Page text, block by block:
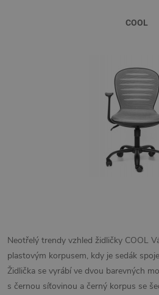
COOL
Neotřelý trendy vzhled židličky COOL
plastovým korpusem, kdy je sedák
Židlička se vyrábí ve dvou barevných
s černou síťovinou a černý korpus se